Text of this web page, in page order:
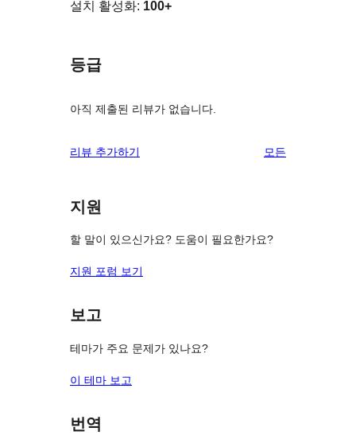
설치 활성화: 100+
등급
아직 제출된 리뷰가 없습니다.
리뷰 추가하기 모든
지원
할 말이 있으신가요? 도움이 필요한가요?
지원 포럼 보기
보고
테마가 주요 문제가 있나요?
이 테마 보고
번역